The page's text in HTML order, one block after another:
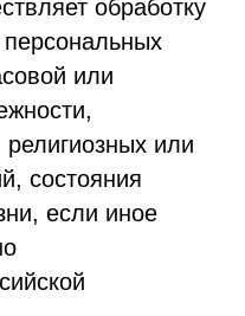
обработку
персональных
или
религиозных или
состояния
если иное